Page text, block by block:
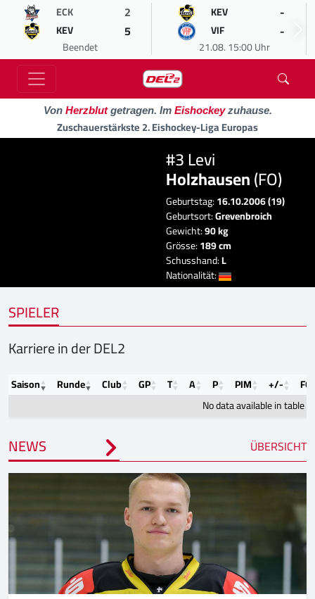
ECK 2
KEV 5
Beendet
KEV -
VIF -
21.08. 15:00 Uhr
Von Herzblutgetragen. Im Eishockeyzuhause.
Zuschauerstärkste 2. Eishockey-Liga Europas
#3 Levi
Holzhausen(FO)
Geburtstag:16.10.2006 (19)
Geburtsort:Grevenbroich
Gewicht:90 kg
Grösse:189 cm
Schusshand:L
Nationalität:
SPIELER
Karriere in der DEL2
Saison Runde Club GP T A P PIM +/-
No data available in table
NEWS ÜBERSICHT